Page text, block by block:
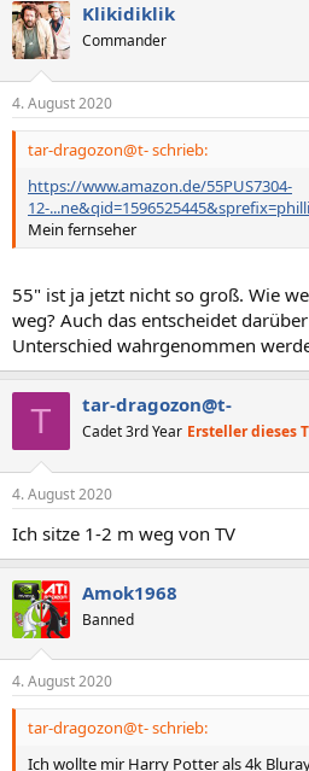
k
t
i
e
n
Klikidiklik
Commander
4. August 2020
tar-dragozon@t- schrieb:
https://www.amazon.de/55PUS7304-
12-
Mein fernseher
55" ist ja jetzt nicht so groß. Wie
weg? Auch das entscheidet
Unterschied wahrgenommen
T tar-dragozon@t-
Cadet 3rd Year Ersteller dieses
4. August 2020
Ich sitze 1-2 m weg von TV
Amok1968
Banned
4. August 2020
tar-dragozon@t- schrieb:
Ich wollte mir Harry Potter als 4k